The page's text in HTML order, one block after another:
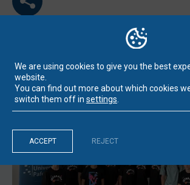
We are using cookies to give you the best
website.
You can find out more about which cookies
switch them off in settings
ACCEPT REJECT